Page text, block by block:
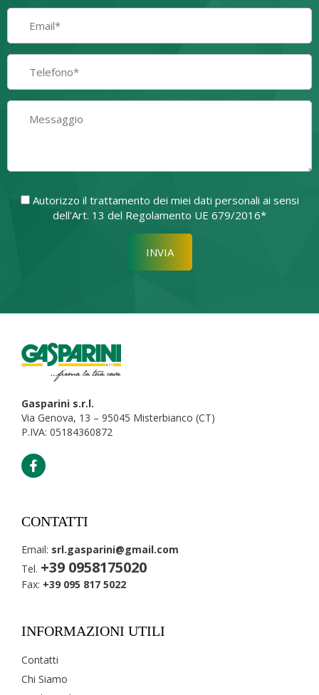
Autorizzo il trattamento dei miei dati personali ai sensi
dell'Art. 13 del Regolamento UE 679/2016*
Si prega di lasciare vuoto
Gasparini s.r.l.
Via Genova, 13 – 95045 Misterbianco (CT)
P.IVA: 05184360872
CONTATTI
Email: srl.gasparini@gmail.com
Tel. +39 0958175020
Fax: +39 095 817 5022
INFORMAZIONI UTILI
Contatti
Chi Siamo